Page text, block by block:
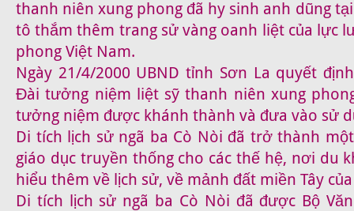
thanh niên xung phong đã hy sinh anh dũng
tô thắm thêm trang sử vàng oanh liệt của lực
phong Việt Nam.
Ngày 21/4/2000 UBND tỉnh Sơn La quyết
Đài tưởng niệm liệt sỹ thanh niên xung
tưởng niệm được khánh thành và đưa vào sử
Di tích lịch sử ngã ba Cò Nòi đã trở thành
giáo dục truyền thống cho các thế hệ, nơi du
hiểu thêm về lịch sử, về mảnh đất miền Tây
Di tích lịch sử ngã ba Cò Nòi đã được Bộ